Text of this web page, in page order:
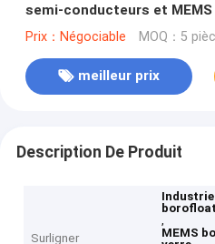
semi-conducteurs et
diverses applications
Prix：Négociable MOQ：5
meilleur prix
Description De Produit
Surligner
,
MEMS